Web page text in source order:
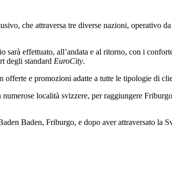
che attraversa tre diverse nazioni, operativo
effettuato, all’andata e al ritorno, con i
degli standard EuroCity.
e promozioni adatte a tutte le tipologie di
località svizzere, per raggiungere
Baden, Friburgo, e dopo aver attraversato la